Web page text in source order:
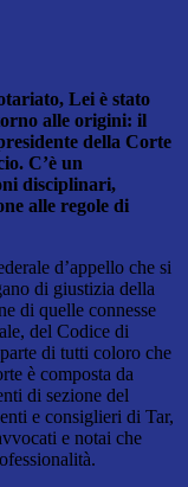
Lei è stato
alle origini: il
della Corte
C’è un
disciplinari,
alle regole di
d’appello che si
di giustizia della
di quelle connesse
del Codice di
di tutti coloro che
è composta da
di sezione del
e consiglieri di Tar,
e notai che